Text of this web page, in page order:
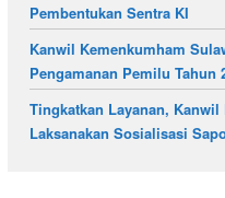
Pembentukan Sentra KI
Kanwil Kemenkumham
Pengamanan Pemilu Tahun
Tingkatkan Layanan,
Laksanakan Sosialisasi